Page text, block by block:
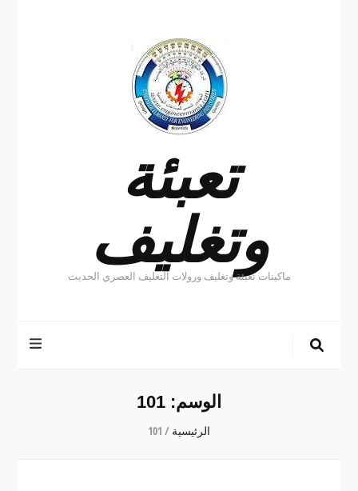
تعبئة
وتغليف
ماكينات تعبئة وتغليف ورولات التغليف العصري الحديث
الوسم: 101
الرئيسية /
101